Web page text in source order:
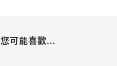
您可能喜歡...